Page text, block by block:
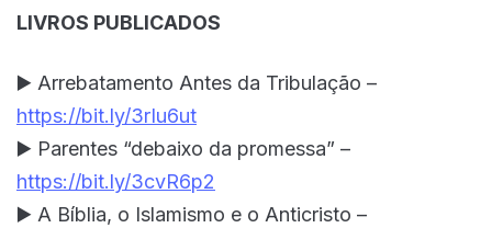
LIVROS PUBLICADOS
▶️ Arrebatamento Antes da Tribulação –
https://bit.ly/3rIu6ut
▶️ Parentes “debaixo da promessa” –
https://bit.ly/3cvR6p2
▶️ A Bíblia, o Islamismo e o Anticristo –